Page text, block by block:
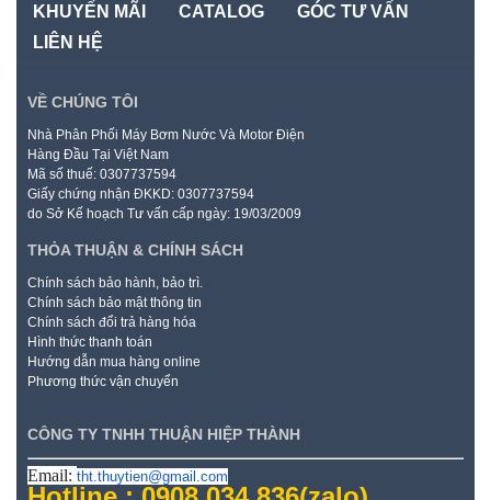
KHUYẾN MÃI
CATALOG
GÓC TƯ VẤN
LIÊN HỆ
VỀ CHÚNG TÔI
Nhà Phân Phối Máy Bơm Nước Và Motor Điện
Hàng Đầu Tại Việt Nam
Mã số thuế: 0307737594
Giấy chứng nhận ĐKKD: 0307737594
do Sở Kế hoạch Tư vấn cấp ngày: 19/03/2009
THỎA THUẬN & CHÍNH SÁCH
Chính sách bảo hành, bảo trì.
Chính sách bảo mật thông tin
Chính sách đổi trả hàng hóa
Hình thức thanh toán
Hướng dẫn mua hàng online
Phương thức vận chuyển
CÔNG TY TNHH THUẬN HIỆP THÀNH
Email: tht.thuytien@gmail.com